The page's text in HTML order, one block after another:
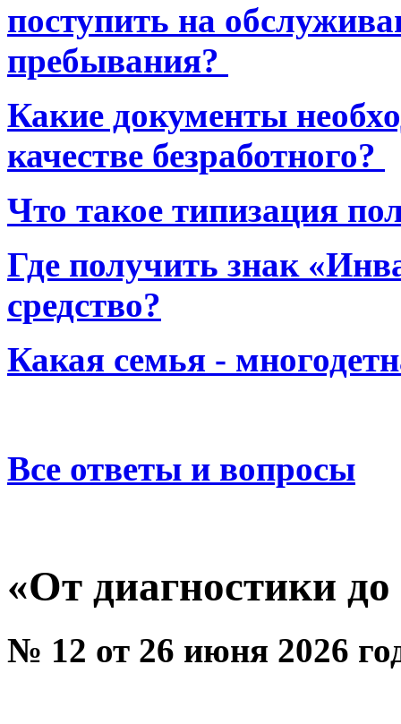
поступить на
пребывания?
Какие документы
качестве безработного?
Что такое типизация
Где получить знак
средство?
Какая семья -
Все ответы и вопросы
«От диагностики до
№ 12 от 26 июня 2026